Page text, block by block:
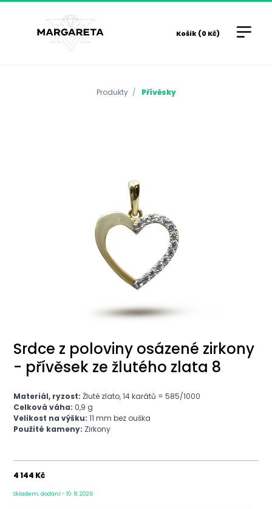
Košík (0 Kč)
Produkty Přívěsky
Srdce z poloviny osázené zirkony
- přívěsek ze žlutého zlata 8
Materiál, ryzost: Žluté zlato, 14 karátů = 585/1000
Celková váha: 0,9 g
Velikost na výšku: 11 mm bez ouška
Použité kameny: Zirkony
4 144 Kč
Skladem, dodání - 10. 8. 2026